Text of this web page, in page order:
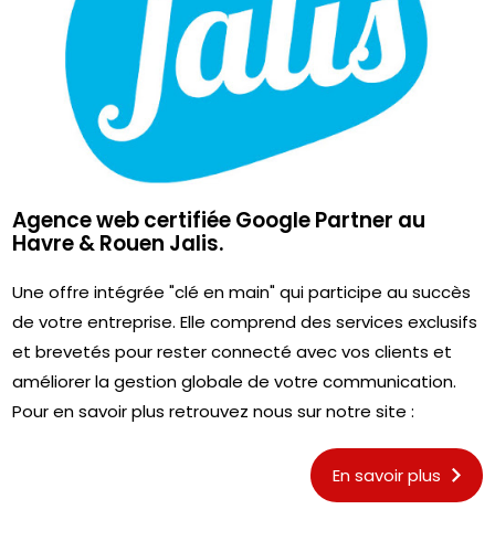
Agence web certifiée Google Partner au
Havre & Rouen Jalis.
Une offre intégrée "clé en main" qui participe au succès
de votre entreprise. Elle comprend des services exclusifs
et brevetés pour rester connecté avec vos clients et
améliorer la gestion globale de votre communication.
Pour en savoir plus retrouvez nous sur notre site :
En savoir plus